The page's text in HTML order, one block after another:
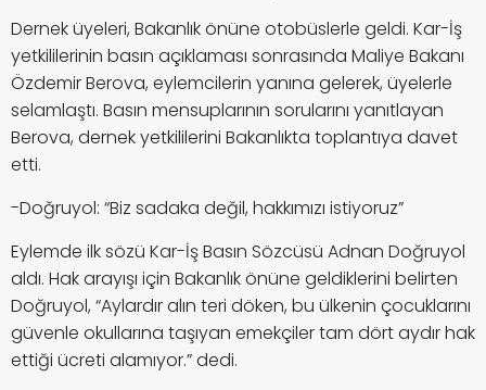
Dernek üyeleri, Bakanlık önüne otobüslerle geldi. Kar-İş
yetkililerinin basın açıklaması sonrasında Maliye Bakanı
Özdemir Berova, eylemcilerin yanına gelerek, üyelerle
selamlaştı. Basın mensuplarının sorularını yanıtlayan
Berova, dernek yetkililerini Bakanlıkta toplantıya davet
etti.
-Doğruyol: “Biz sadaka değil, hakkımızı istiyoruz”
Eylemde ilk sözü Kar-İş Basın Sözcüsü Adnan Doğruyol
aldı. Hak arayışı için Bakanlık önüne geldiklerini belirten
Doğruyol, “Aylardır alın teri döken, bu ülkenin çocuklarını
güvenle okullarına taşıyan emekçiler tam dört aydır hak
ettiği ücreti alamıyor.” dedi.